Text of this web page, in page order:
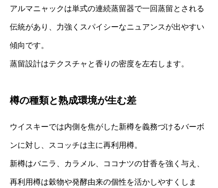
アルマニャックは単式の連続蒸留器で一回蒸留とされる
伝統があり、力強くスパイシーなニュアンスが出やすい
傾向です。
蒸留設計はテクスチャと香りの密度を左右します。
樽の種類と熟成環境が生む差
ウイスキーでは内側を焦がした新樽を義務づけるバーボ
ンに対し、スコッチは主に再利用樽。
新樽はバニラ、カラメル、ココナツの甘香を強く与え、
再利用樽は穀物や発酵由来の個性を活かしやすくしま